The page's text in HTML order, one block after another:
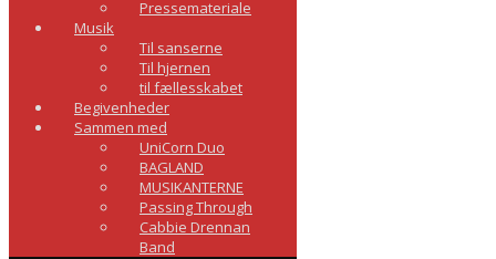
Pressemateriale
Musik
Til sanserne
Til hjernen
til fællesskabet
Begivenheder
Sammen med
UniCorn Duo
BAGLAND
MUSIKANTERNE
Passing Through
Cabbie Drennan
Band